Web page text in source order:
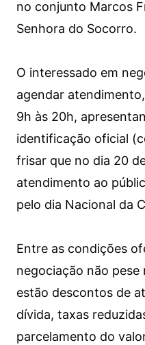
no conjunto Marcos
Senhora do Socorro.
O interessado em
agendar
9h às 20h,
identificação oficial
frisar que no dia 20
atendimento ao
pelo dia Nacional da
Entre as condições
negociação não
estão descontos de
dívida, taxas
parcelamento do